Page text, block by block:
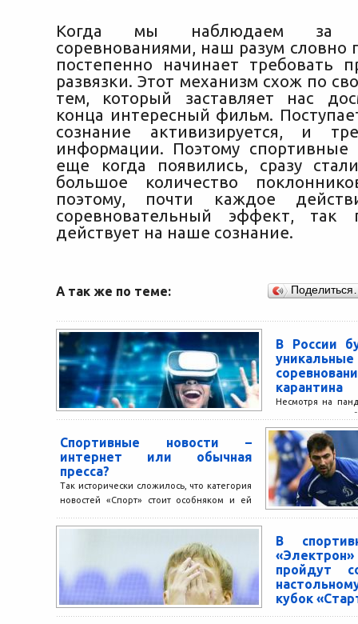
Когда мы наблюдаем за
соревнованиями, наш разум словно
постепенно начинает требовать
развязки. Этот механизм схож по
тем, который заставляет нас
конца интересный фильм.
сознание активизируется, и
информации. Поэтому спортивные
еще когда появились, сразу
большое количество
поэтому, почти каждое
соревновательный эффект, так
действует на наше сознание.
А так же по теме:
В России
карантина
Несмотря на
спорту всё равно
и в
заметить,
Спортивные новости –
интернет или обычная
пресса?
Так исторически сложилось, что категория
новостей «Спорт» стоит особняком и ей
новостных телепередачах. В то...
В
«Электрон»
пройдут
кубок